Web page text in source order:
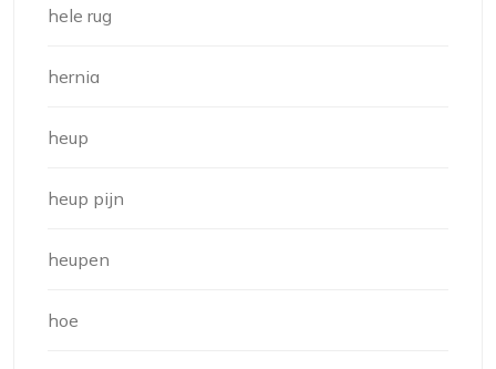
hele rug
hernia
heup
heup pijn
heupen
hoe